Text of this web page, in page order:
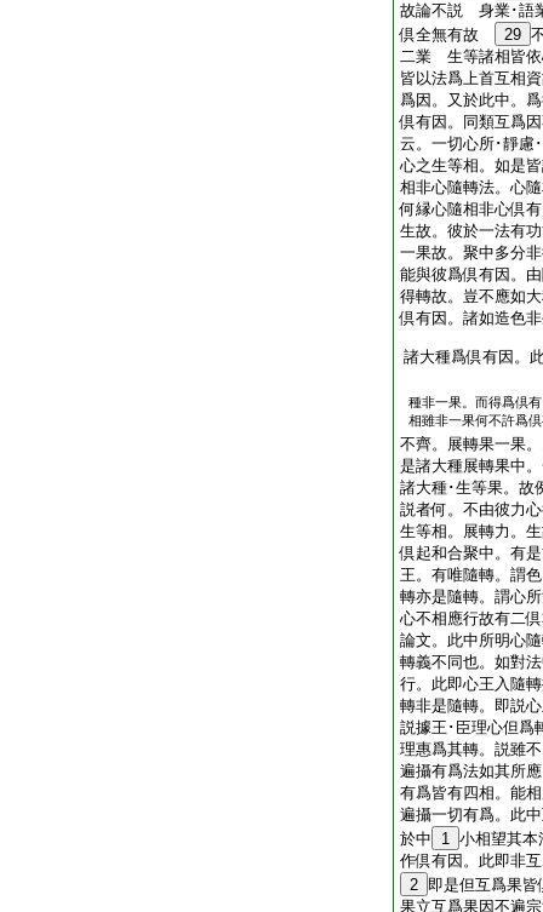
故論不説 身業･語
倶全無有故
29
二業 生等諸相皆依
皆以法爲上首互相
爲因。又於此中。
倶有因。同類互爲
云。一切心所･靜慮
心之生等相。如是
相非心隨轉法。心
何縁心隨相非心倶
生故。彼於一法有
一果故。聚中多分
能與彼爲倶有因。
得轉故。豈不應如
倶有因。諸如造色
諸大種爲倶有因。
種非一果。而得爲倶
相雖非一果何不許爲
不齊。展轉果一果
是諸大種展轉果中
諸大種･生等果。故
説者何。不由彼力
生等相。展轉力。
倶起和合聚中。有
王。有唯隨轉。謂
轉亦是隨轉。謂心
心不相應行故有二
論文。此中所明心
轉義不同也。如對
行。此即心王入隨
轉非是隨轉。即説
説據王･臣理心但爲
理惠爲其轉。説
遍攝有爲法如其所
有爲皆有四相。能
遍攝一切有爲。此
於中
1 小相望其本
作倶有因。此即非
2 即是但互爲果
果立互爲果因不遍